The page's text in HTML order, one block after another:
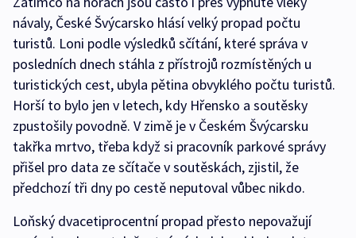
návaly, České Švýcarsko hlásí velký propad počtu
turistů. Loni podle výsledků sčítání, které správa v
posledních dnech stáhla z přístrojů rozmístěných u
turistických cest, ubyla pětina obvyklého počtu turistů.
Horší to bylo jen v letech, kdy Hřensko a soutěsky
zpustošily povodně. V zimě je v Českém Švýcarsku
takřka mrtvo, třeba když si pracovník parkové správy
přišel pro data ze sčítače v soutěskách, zjistil, že
předchozí tři dny po cestě neputoval vůbec nikdo.
Loňský dvacetiprocentní propad přesto nepovažují